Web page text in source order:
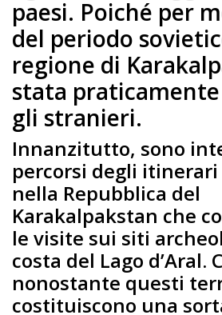
paesi. Poiché per
del periodo
regione di
stata
gli stranieri.
Innanzitutto, sono
percorsi degli
nella Repubblica del
Karakalpakstan che
le visite sui siti
costa del Lago d’Aral.
nonostante questi
costituiscono una